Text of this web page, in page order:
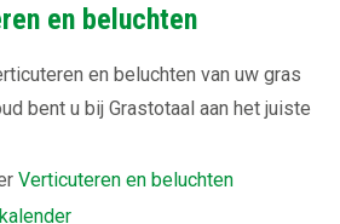
en beluchten
en beluchten van uw gras
bent u bij Grastotaal aan het juiste
Verticuteren en beluchten